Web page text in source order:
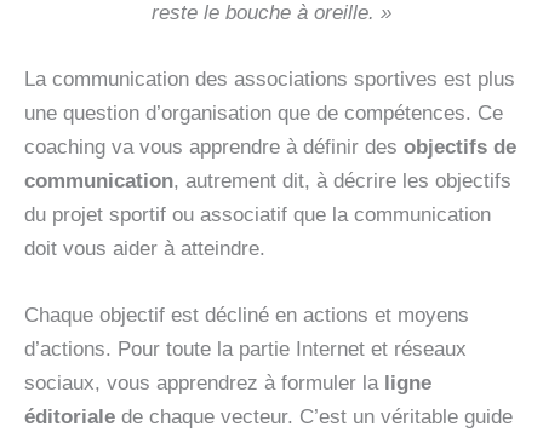
reste le bouche à oreille. »
La communication des associations sportives est plus
une question d’organisation que de compétences. Ce
coaching va vous apprendre à définir des objectifs de
communication, autrement dit, à décrire les objectifs
du projet sportif ou associatif que la communication
doit vous aider à atteindre.
Chaque objectif est décliné en actions et moyens
d’actions. Pour toute la partie Internet et réseaux
sociaux, vous apprendrez à formuler la ligne
éditoriale de chaque vecteur. C’est un véritable guide